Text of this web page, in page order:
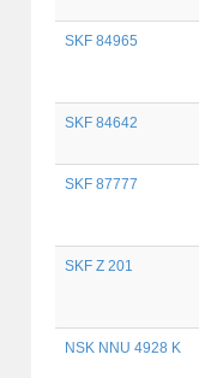
SKF 84965
SKF 84642
SKF 87777
SKF Z 201
NSK NNU 4928 K